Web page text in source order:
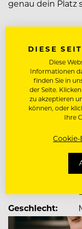
genau dein Platz
Gute
starken Team.
ein gutes
Unterstützung
man sich
•
JOBDETAILS
Dienstort:
Anstellung:
Geschlecht:
DIESE
Diese
Informationen
finden Sie in
der Seite.
zu akzeptieren
können, oder
Ihre